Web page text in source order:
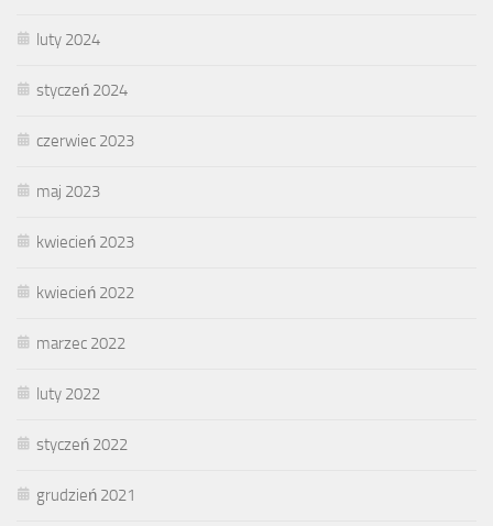
luty 2024
styczeń 2024
czerwiec 2023
maj 2023
kwiecień 2023
kwiecień 2022
marzec 2022
luty 2022
styczeń 2022
grudzień 2021